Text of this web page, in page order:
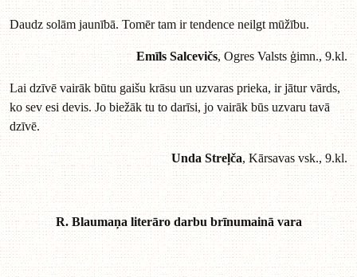
Daudz solām jaunībā. Tomēr tam ir tendence neilgt mūžību.
Emīls Salcevičs, Ogres Valsts ģimn., 9.kl.
Lai dzīvē vairāk būtu gaišu krāsu un uzvaras prieka, ir jātur vārds,
ko sev esi devis. Jo biežāk tu to darīsi, jo vairāk būs uzvaru tavā
dzīvē.
Unda Streļča, Kārsavas vsk., 9.kl.
R. Blaumaņa literāro darbu brīnumainā vara